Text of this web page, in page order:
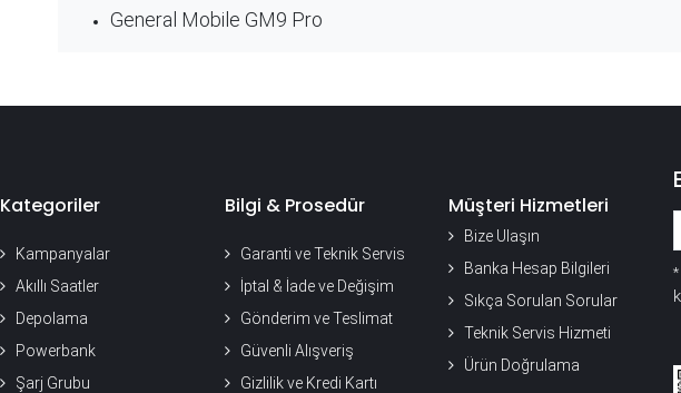
General Mobile GM9 Pro
Kategoriler
Kampanyalar
Akıllı Saatler
Depolama
Powerbank
Şarj Grubu
Bilgi & Prosedür
Garanti ve Teknik Servis
İptal & İade ve Değişim
Gönderim ve Teslimat
Güvenli Alışveriş
Gizlilik ve Kredi Kartı
Müşteri Hizmetleri
Bize Ulaşın
Banka Hesap Bilgileri
Sıkça Sorulan Sorular
Teknik Servis Hizmeti
Ürün Doğrulama
*